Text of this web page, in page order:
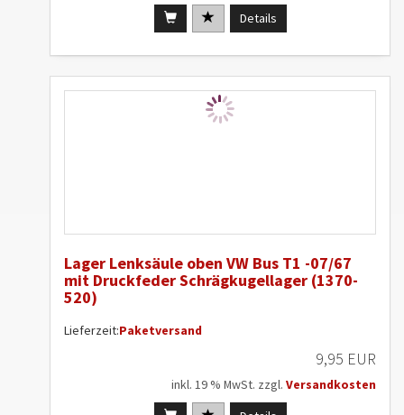
Details
Lager Lenksäule oben VW Bus T1 -07/67
mit Druckfeder Schrägkugellager (1370-
520)
Lieferzeit:Paketversand
9,95 EUR
inkl. 19 % MwSt. zzgl. Versandkosten